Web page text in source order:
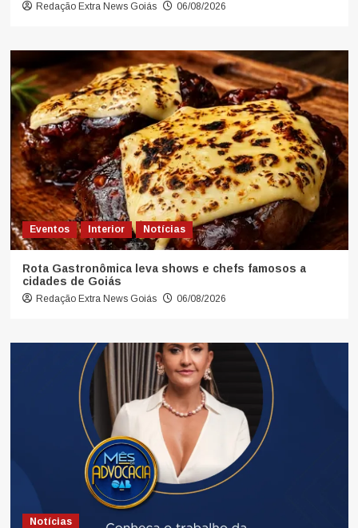
Redação Extra News Goiás 06/08/2026
Eventos Interior Notícias
Rota Gastronômica leva shows e chefs famosos a
cidades de Goiás
Redação Extra News Goiás 06/08/2026
Notícias